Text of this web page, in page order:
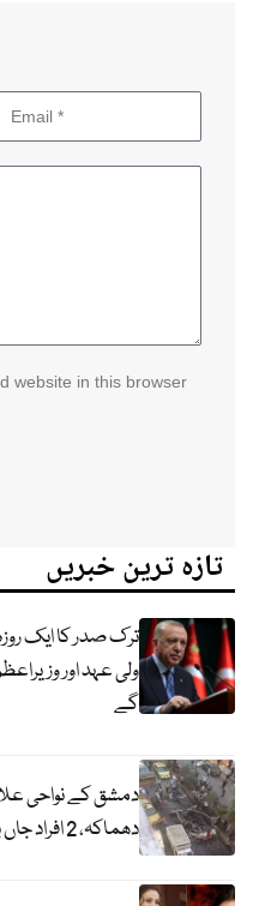
website in this browser
تازہ ترین خبریں
ترک صدر کا ایک
ولی عہد اور
گے
دمشق کے نواحی
دھماکہ، 2 افراد جاں بحق، متعدد زخمی